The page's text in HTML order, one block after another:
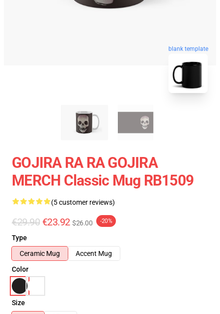
blank template
GOJIRA RA RA GOJIRA
MERCH Classic Mug RB1509
(5 customer reviews)
€29.90 €23.92 $26.00 -20%
Type
Ceramic Mug
Accent Mug
Color
Size